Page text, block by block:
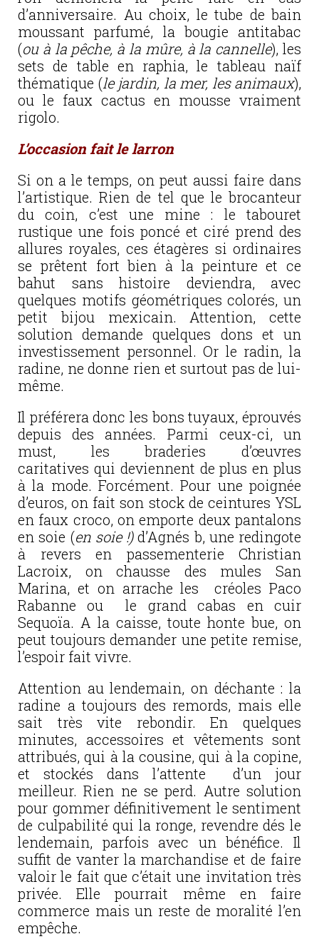
d’anniversaire. Au choix, le tube de bain
moussant parfumé, la bougie antitabac
(ou à la pêche, à la mûre, à la cannelle), les
sets de table en raphia, le tableau naïf
thématique (le jardin, la mer, les animaux),
ou le faux cactus en mousse vraiment
rigolo.
L’occasion fait le larron
Si on a le temps, on peut aussi faire dans
l’artistique. Rien de tel que le brocanteur
du coin, c’est une mine : le tabouret
rustique une fois poncé et ciré prend des
allures royales, ces étagères si ordinaires
se prêtent fort bien à la peinture et ce
bahut sans histoire deviendra, avec
quelques motifs géométriques colorés, un
petit bijou mexicain. Attention, cette
solution demande quelques dons et un
investissement personnel. Or le radin, la
radine, ne donne rien et surtout pas de lui-
même.
Il préférera donc les bons tuyaux, éprouvés
depuis des années. Parmi ceux-ci, un
must, les braderies d’œuvres
caritatives qui deviennent de plus en plus
à la mode. Forcément. Pour une poignée
d’euros, on fait son stock de ceintures YSL
en faux croco, on emporte deux pantalons
en soie (en soie !)d’Agnés b, une redingote
à revers en passementerie Christian
Lacroix, on chausse des mules San
Marina, et on arrache les créoles Paco
Rabanne ou le grand cabas en cuir
Sequoïa. A la caisse, toute honte bue, on
peut toujours demander une petite remise,
l’espoir fait vivre.
Attention au lendemain, on déchante : la
radine a toujours des remords, mais elle
sait très vite rebondir. En quelques
minutes, accessoires et vêtements sont
attribués, qui à la cousine, qui à la copine,
et stockés dans l’attente d’un jour
meilleur. Rien ne se perd. Autre solution
pour gommer définitivement le sentiment
de culpabilité qui la ronge, revendre dés le
lendemain, parfois avec un bénéfice. Il
suffit de vanter la marchandise et de faire
valoir le fait que c’était une invitation très
privée. Elle pourrait même en faire
commerce mais un reste de moralité l’en
empêche.